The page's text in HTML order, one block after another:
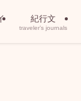
紀行文
traveler’s journals